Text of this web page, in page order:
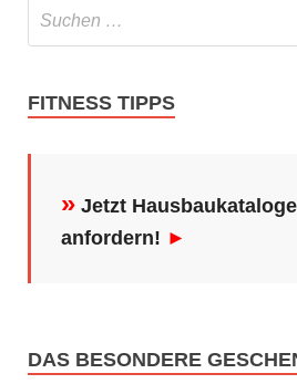
FITNESS TIPPS
» Jetzt
anfordern! ►
DAS BESONDERE